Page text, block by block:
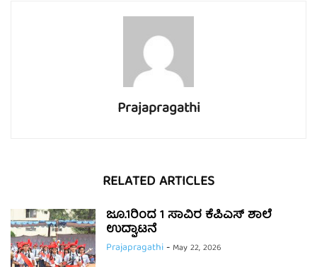
Prajapragathi
RELATED ARTICLES
ಜೂ.1ರಿಂದ 1 ಸಾವಿರ ಕೆಪಿಎಸ್ ಶಾಲೆ
ಉದ್ಘಾಟನೆ
Prajapragathi- May 22, 2026